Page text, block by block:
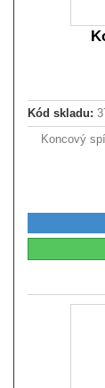
Kód skladu:
Koncový